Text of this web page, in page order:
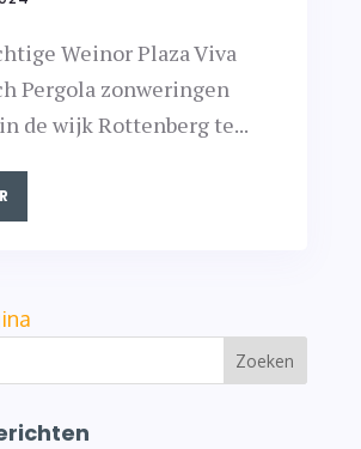
Weinor Plaza Viva
Pergola zonweringen
de wijk Rottenberg te...